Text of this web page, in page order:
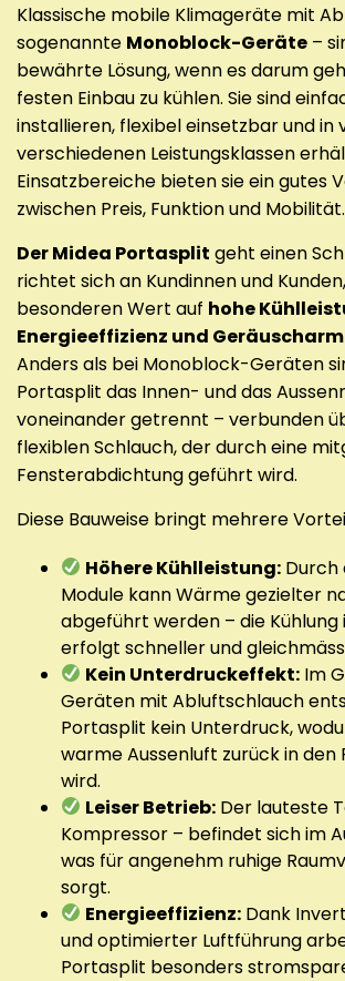
Klassische mobile Klimageräte mit
sogenannte Monoblock-Geräte –
bewährte Lösung, wenn es darum
festen Einbau zu kühlen. Sie sind
installieren, flexibel einsetzbar und in
verschiedenen Leistungsklassen
Einsatzbereiche bieten sie ein gutes
zwischen Preis, Funktion und Mobilität.
Der Midea Portasplit geht einen
richtet sich an Kundinnen und
besonderen Wert auf hohe
Energieeffizienz und
Anders als bei Monoblock-Geräten
Portasplit das Innen- und das
voneinander getrennt – verbunden
flexiblen Schlauch, der durch eine
Fensterabdichtung geführt wird.
Diese Bauweise bringt mehrere
Höhere Kühlleistung:
Module kann Wärme gezielter
abgeführt werden – die
erfolgt schneller und
Kein Unterdruckeffekt: Im
Geräten mit Abluftschlauch
Portasplit kein Unterdruck,
warme Aussenluft zurück in den
wird.
Leiser Betrieb: Der lauteste
Kompressor – befindet sich im
was für angenehm ruhige
sorgt.
Energieeffizienz: Dank
und optimierter Luftführung
Portasplit besonders